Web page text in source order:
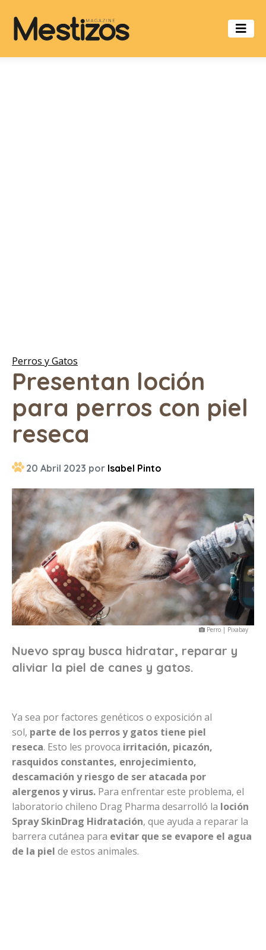
Perros y Gatos
Presentan loción
para perros con piel
reseca
20 Abril 2023 por Isabel Pinto
Perro | Pixabay
Nuevo spray busca hidratar, reparar y
aliviar la piel de canes y gatos.
Ya sea por factores genéticos o exposición al
sol, parte de los perros y gatos tiene piel
reseca. Esto les provoca irritación, picazón,
rasquidos constantes, enrojecimiento,
descamación y riesgo de ser atacada por
alergenos y virus. Para enfrentar este problema, el
laboratorio chileno Drag Pharma desarrolló la loción
Spray SkinDrag Hidratación, que ayuda a reparar la
barrera cutánea para evitar que se evapore el agua
de la piel de estos animales.